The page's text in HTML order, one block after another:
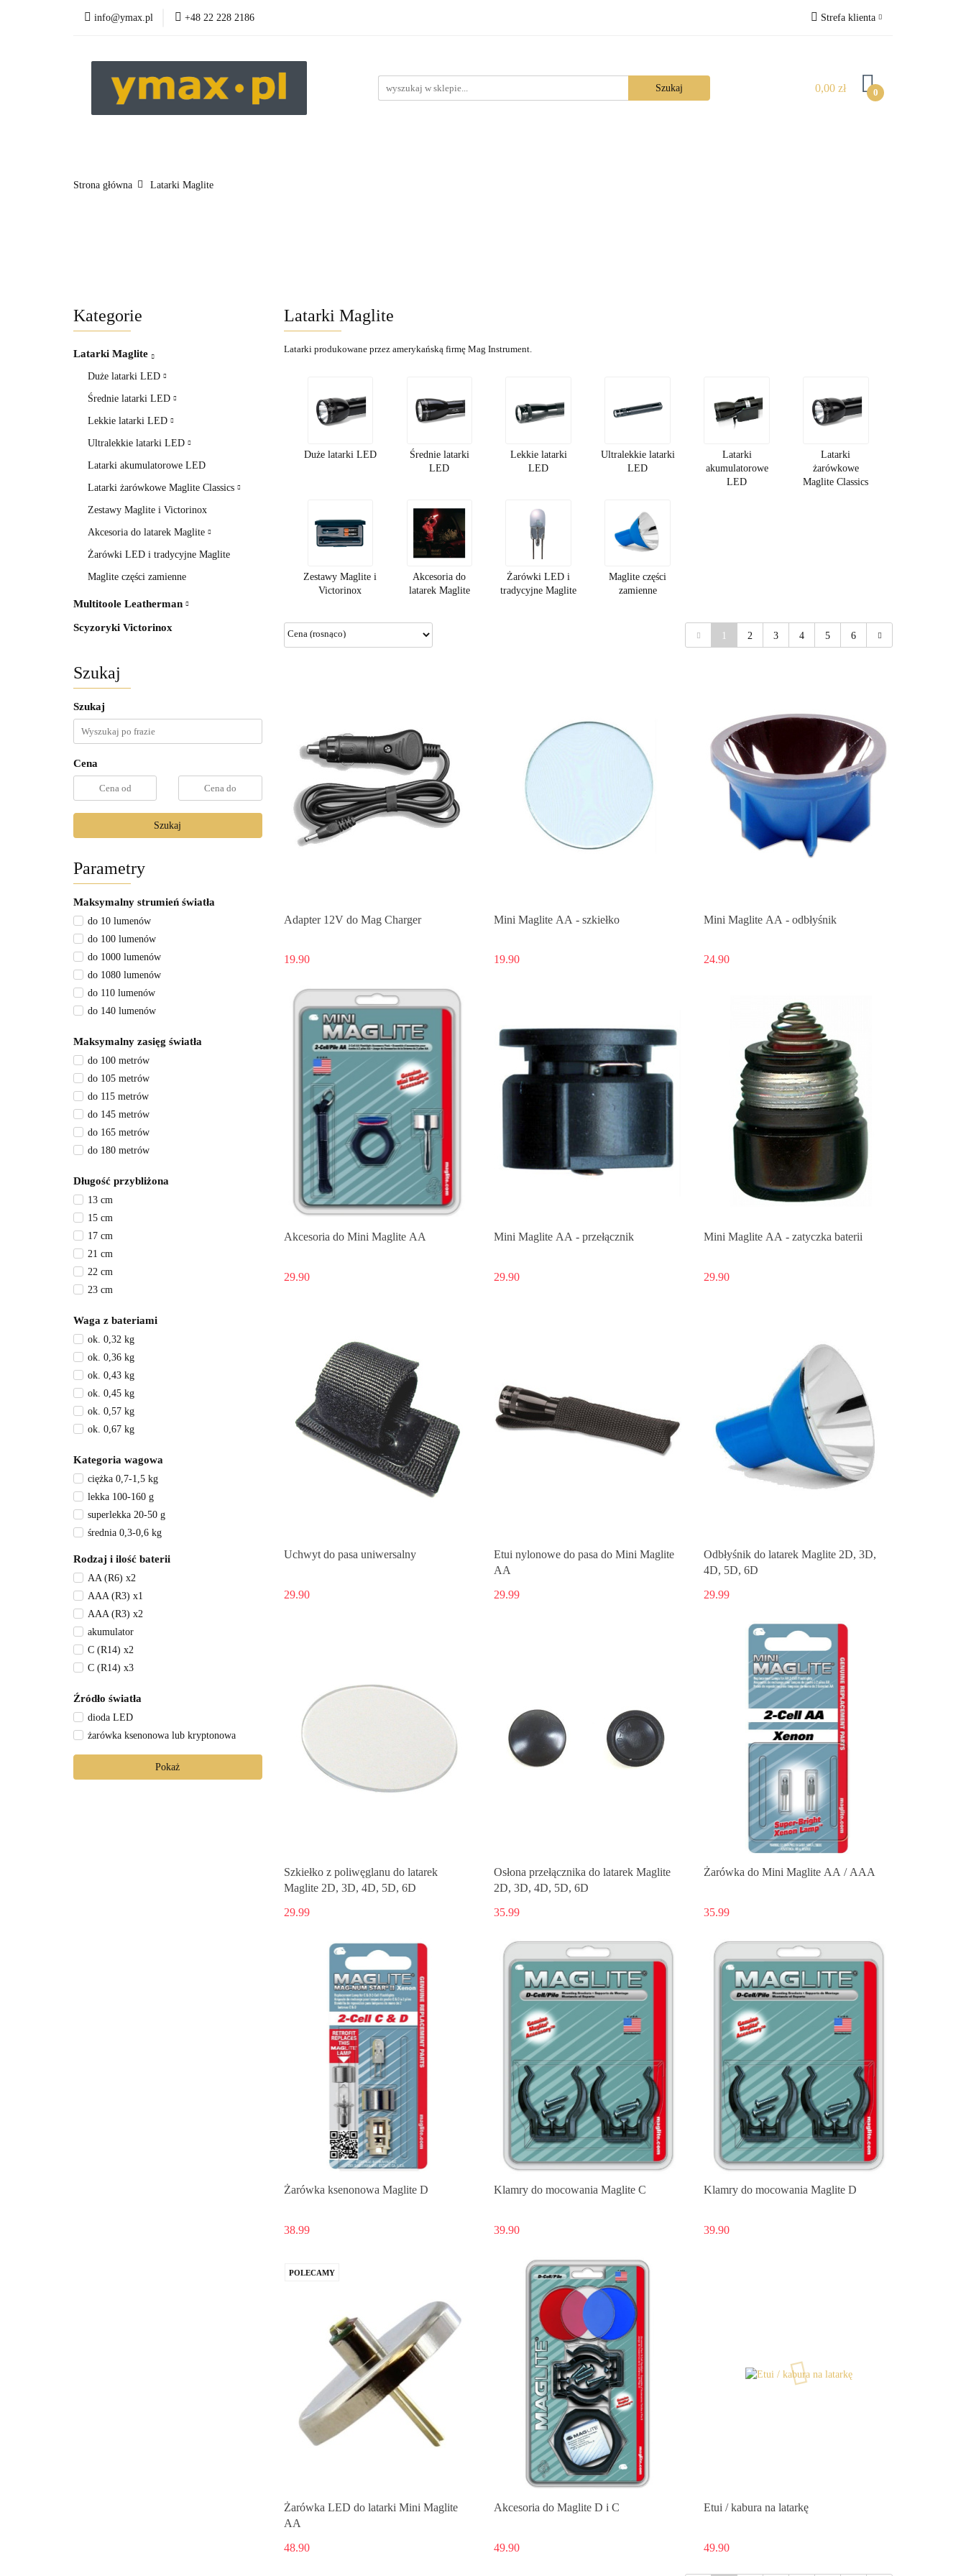
info@ymax.pl +48 22 228 2186 Strefa klienta
Zarejestruj się
Dodaj zgłoszenie
0,00 zł 0
Strona główna Latarki Maglite
Kategorie
Latarki Maglite
Duże latarki LED
Średnie latarki LED
Lekkie latarki LED
Ultralekkie latarki LED
Latarki akumulatorowe LED
Latarki żarówkowe Maglite Classics
Zestawy Maglite i Victorinox
Akcesoria do latarek Maglite
Żarówki LED i tradycyjne Maglite
Maglite części zamienne
Multitoole Leatherman
Scyzoryki Victorinox
Szukaj
Szukaj
Cena
Szukaj
Parametry
Maksymalny strumień światła
do 10 lumenów
do 100 lumenów
do 1000 lumenów
do 1080 lumenów
do 110 lumenów
do 140 lumenów
do 150 lumenów
do 170 lumenów
do 2 lumenów
do 27 lumenów
do 270 lumenów
do 40 lumenów
do 45 lumenów
Maksymalny zasięg światła
do 100 metrów
do 105 metrów
do 115 metrów
do 145 metrów
do 165 metrów
do 180 metrów
do 205 metrów
do 260 metrów
do 270 metrów
do 290 metrów
do 30 metrów
do 310 metrów
do 340 metrów
do 410 metrów
do 458 metrów
do 510 metrów
do 55 metrów
Długość przybliżona
13 cm
15 cm
17 cm
21 cm
22 cm
23 cm
26 cm
27 cm
30 cm
31 cm
36 cm
37 cm
43 cm
Waga z bateriami
ok. 0,32 kg
ok. 0,36 kg
ok. 0,43 kg
ok. 0,45 kg
ok. 0,57 kg
ok. 0,67 kg
ok. 0,86 kg
ok. 0,91 kg
ok. 1,0 kg
ok. 1,23 kg
ok. 1,42 kg
ok. 107 g
ok. 120 g
ok. 156 g
ok. 24 g
ok. 50 g
Kategoria wagowa
ciężka 0,7-1,5 kg
lekka 100-160 g
superlekka 20-50 g
średnia 0,3-0,6 kg
Rodzaj i ilość baterii
AA (R6) x2
AAA (R3) x1
AAA (R3) x2
akumulator
C (R14) x2
C (R14) x3
D (R20) x3
D (R20) x4
D (R20) x5
D (R20) x6
Źródło światła
dioda LED
żarówka ksenonowa lub kryptonowa
Pokaż
Latarki Maglite
Latarki produkowane przez amerykańską firmę Mag Instrument.
Duże latarki LED
Średnie latarki
LED
Lekkie latarki
LED
Ultralekkie latarki
LED
Latarki
akumulatorowe
LED
Latarki
żarówkowe
Maglite Classics
Zestawy Maglite i
Victorinox
Akcesoria do
latarek Maglite
Żarówki LED i
tradycyjne Maglite
Maglite części
zamienne
1 2 3 4 5 6
Adapter 12V do Mag Charger
19.90
Mini Maglite AA - szkiełko
19.90
Mini Maglite AA - odbłyśnik
24.90
Produkt niedostępny
Akcesoria do Mini Maglite AA
29.90
Mini Maglite AA - przełącznik
29.90
Mini Maglite AA - zatyczka baterii
29.90
Produkt niedostępny
Uchwyt do pasa uniwersalny
29.90
Etui nylonowe do pasa do Mini Maglite
AA
29.99
Odbłyśnik do latarek Maglite 2D, 3D,
4D, 5D, 6D
29.99
Szkiełko z poliwęglanu do latarek
Maglite 2D, 3D, 4D, 5D, 6D
29.99
Osłona przełącznika do latarek Maglite
2D, 3D, 4D, 5D, 6D
35.99
Żarówka do Mini Maglite AA / AAA
35.99
Żarówka ksenonowa Maglite D
38.99
Produkt niedostępny
Klamry do mocowania Maglite C
39.90
Klamry do mocowania Maglite D
39.90
POLECAMY
Żarówka LED do latarki Mini Maglite
AA
48.90
Akcesoria do Maglite D i C
49.90
Etui / kabura na latarkę
49.90